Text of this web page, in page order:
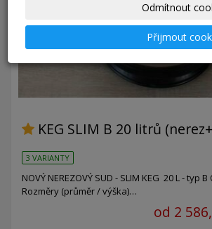
KEG SLIM B 20 litrů
3 VARIANTY
NOVÝ NEREZOVÝ SUD - SLIM KEG 20 L - typ
Rozměry (průměr / výška)…
od 2
Odmítnout
Přijmout